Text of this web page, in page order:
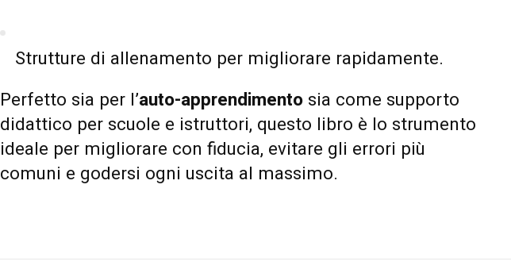
Strutture di allenamento per migliorare rapidamente.
Perfetto sia per l’auto-apprendimentosia come supporto
didattico per scuole e istruttori, questo libro è lo strumento
ideale per migliorare con fiducia, evitare gli errori più
comuni e godersi ogni uscita al massimo.